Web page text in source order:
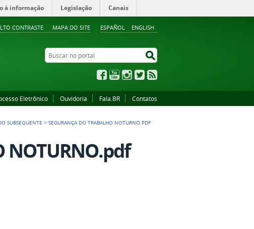
ESPAÑOL ENGLISH
CONTRASTE MAPA DO SITE
à informação Legislação Canais
Buscar no portal
FacebookYouTubeInstagram
Twitter
Eletrônico Ouvidoria Fala.BR Contatos
SUBSEQUENTE >SEGURANÇA DO TRABALHO NOTURNO.PDF
NOTURNO.pdf